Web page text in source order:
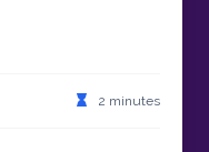
2 minutes